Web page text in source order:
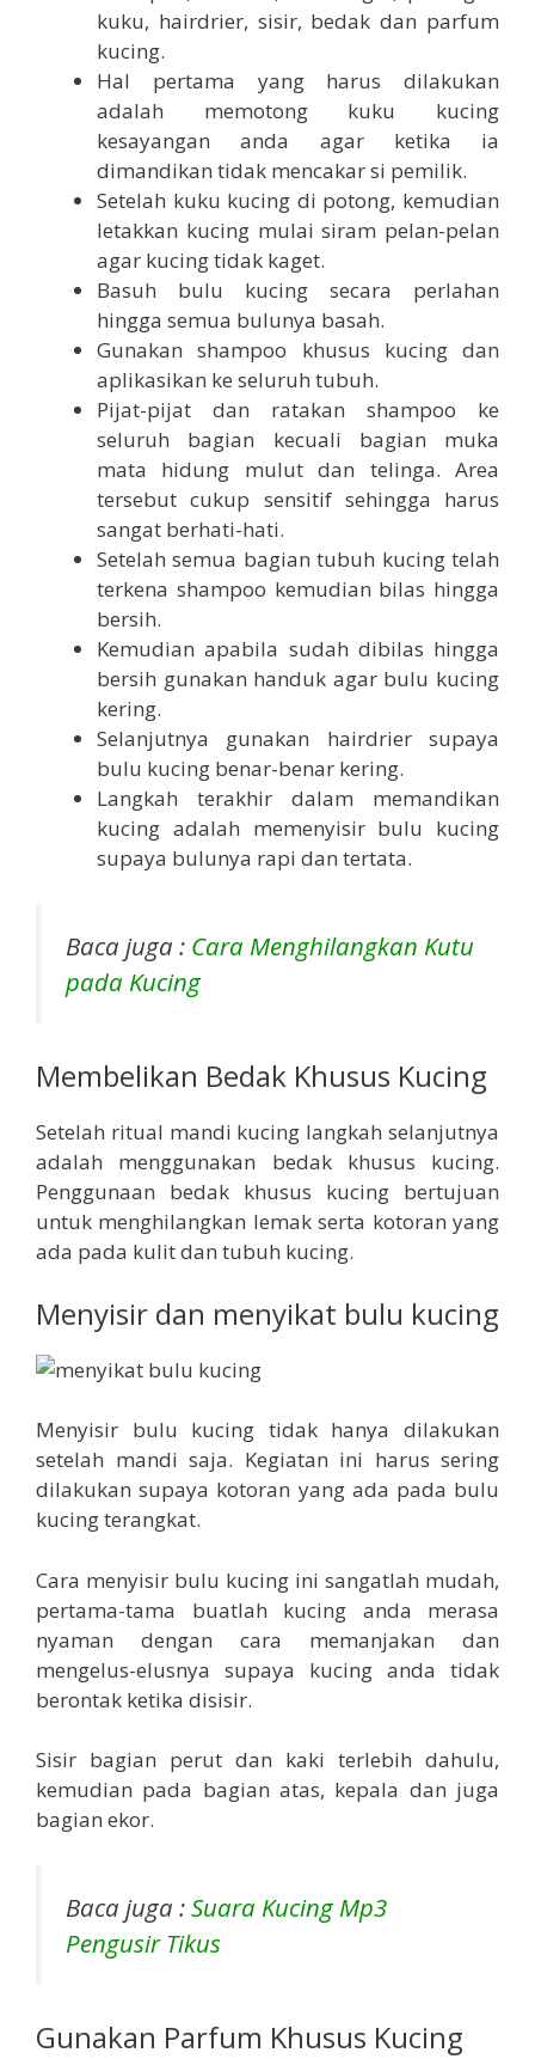
kuku, hairdrier, sisir, bedak dan parfum
kucing.
Hal pertama yang harus dilakukan
adalah memotong kuku kucing
kesayangan anda agar ketika ia
dimandikan tidak mencakar si pemilik.
Setelah kuku kucing di potong, kemudian
letakkan kucing mulai siram pelan-pelan
agar kucing tidak kaget.
Basuh bulu kucing secara perlahan
hingga semua bulunya basah.
Gunakan shampoo khusus kucing dan
aplikasikan ke seluruh tubuh.
Pijat-pijat dan ratakan shampoo ke
seluruh bagian kecuali bagian muka
mata hidung mulut dan telinga. Area
tersebut cukup sensitif sehingga harus
sangat berhati-hati.
Setelah semua bagian tubuh kucing telah
terkena shampoo kemudian bilas hingga
bersih.
Kemudian apabila sudah dibilas hingga
bersih gunakan handuk agar bulu kucing
kering.
Selanjutnya gunakan hairdrier supaya
bulu kucing benar-benar kering.
Langkah terakhir dalam memandikan
kucing adalah memenyisir bulu kucing
supaya bulunya rapi dan tertata.
Baca juga : Cara Menghilangkan Kutu
pada Kucing
Membelikan Bedak Khusus Kucing
Setelah ritual mandi kucing langkah selanjutnya
adalah menggunakan bedak khusus kucing.
Penggunaan bedak khusus kucing bertujuan
untuk menghilangkan lemak serta kotoran yang
ada pada kulit dan tubuh kucing.
Menyisir dan menyikat bulu kucing
Menyisir bulu kucing tidak hanya dilakukan
setelah mandi saja. Kegiatan ini harus sering
dilakukan supaya kotoran yang ada pada bulu
kucing terangkat.
Cara menyisir bulu kucing ini sangatlah mudah,
pertama-tama buatlah kucing anda merasa
nyaman dengan cara memanjakan dan
mengelus-elusnya supaya kucing anda tidak
berontak ketika disisir.
Sisir bagian perut dan kaki terlebih dahulu,
kemudian pada bagian atas, kepala dan juga
bagian ekor.
Baca juga :Suara Kucing Mp3
Pengusir Tikus
Gunakan Parfum Khusus Kucing